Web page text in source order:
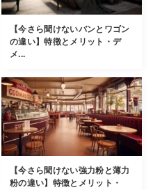
【今さら聞けないバンとワゴン
の違い】特徴とメリット・デ
メ...
【今さら聞けない強力粉と薄力
粉の違い】特徴とメリット・